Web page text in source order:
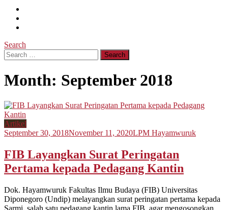
Search
Search
for:
Month: September 2018
Artikel
September 30, 2018November 11, 2020LPM Hayamwuruk
FIB Layangkan Surat Peringatan
Pertama kepada Pedagang Kantin
Dok. Hayamwuruk Fakultas Ilmu Budaya (FIB) Universitas
Diponegoro (Undip) melayangkan surat peringatan pertama kepada
Sarmi, salah satu pedagang kantin lama FIB agar mengosongkan